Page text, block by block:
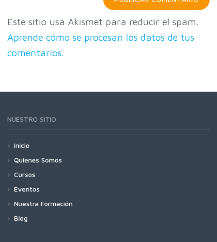
Este sitio usa Akismet para reducir el spam.
Aprende cómo se procesan los datos de tus
comentarios.
NUESTRO SITIO
Inicio
Quienes Somos
Cursos
Eventos
Nuestra Formación
Blog